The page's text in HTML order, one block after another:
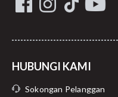
HUBUNGI KAMI
Sokongan Pelanggan